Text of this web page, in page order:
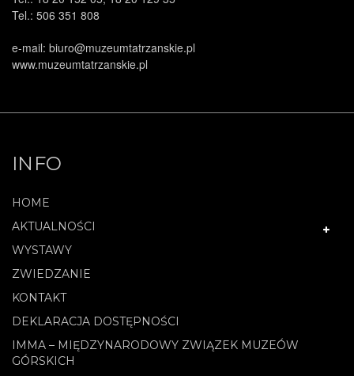
Tel.: 506 351 808
e-mail: biuro@muzeumtatrzanskie.pl
www.muzeumtatrzanskie.pl
INFO
HOME
AKTUALNOŚCI
WYSTAWY
ZWIEDZANIE
KONTAKT
DEKLARACJA DOSTĘPNOŚCI
IMMA – MIĘDZYNARODOWY ZWIĄZEK MUZEÓW
GÓRSKICH